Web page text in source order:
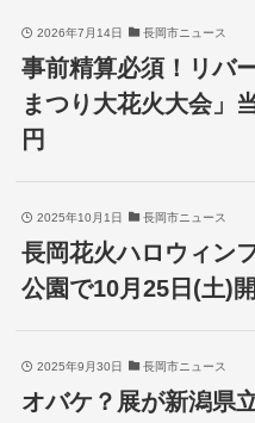
2026年7月14日 長岡市ニュース
事前精算必須！リバ
まつり大花火大会」
円
2025年10月1日 長岡市ニュース
長岡花火ハロウィン
公園で10月25日(土)
2025年9月30日 長岡市ニュース
オバケ？展が新潟県